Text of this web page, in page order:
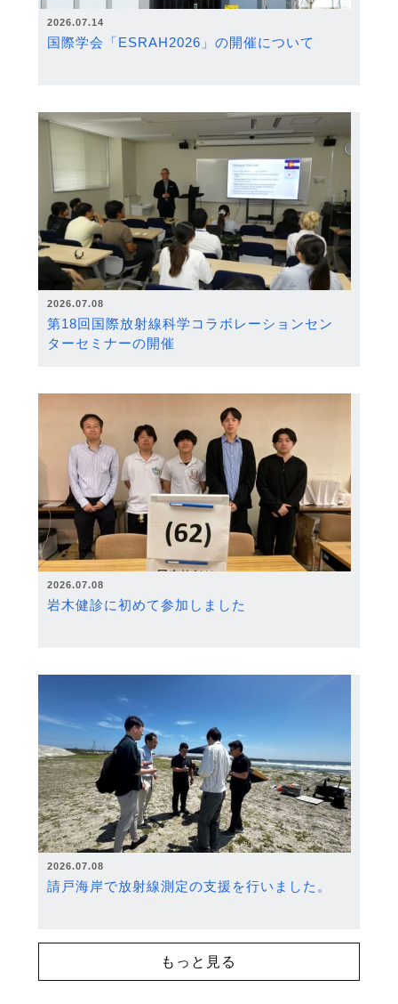
2026.07.14
国際学会「ESRAH2026」の開催について
2026.07.08
第18回国際放射線科学コラボレーションセン
ターセミナーの開催
2026.07.08
岩木健診に初めて参加しました
2026.07.08
請戸海岸で放射線測定の支援を行いました。
もっと見る